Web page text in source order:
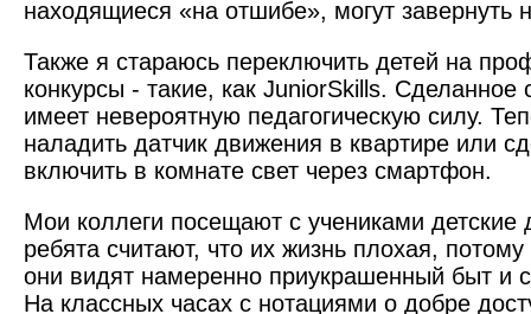
находящиеся «на отшибе», могут завернуть
Также я стараюсь переключить детей на
конкурсы - такие, как JuniorSkills. Сделанное
имеет невероятную педагогическую силу.
наладить датчик движения в квартире или
включить в комнате свет через смартфон.
Мои коллеги посещают с учениками
ребята считают, что их жизнь плохая,
они видят намеренно приукрашенный быт и
На классных часах с нотациями о добре